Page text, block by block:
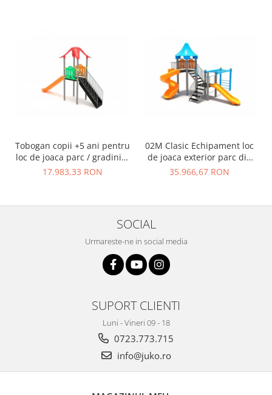
Tobogan copii +5 ani pentru
loc de joaca parc / gradinita
- 01M
17.983,33 RON
02M Clasic Echipament loc
de joaca exterior parc din
metal cu Scara 2 Tobogane
35.966,67 RON
SOCIAL
Urmareste-ne in social media
SUPORT CLIENTI
Luni - Vineri 09 - 18
0723.773.715
info@juko.ro